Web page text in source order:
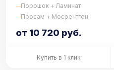
Порошок + Ламинат
Просам + Мосрентген
от 10 720 руб.
Купить в 1 клик